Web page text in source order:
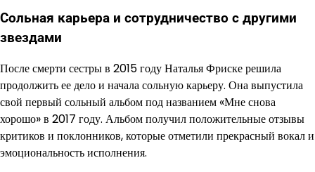
Сольная карьера и сотрудничество с другими
звездами
После смерти сестры в 2015 году Наталья Фриске решила
продолжить ее дело и начала сольную карьеру. Она выпустила
свой первый сольный альбом под названием «Мне снова
хорошо» в 2017 году. Альбом получил положительные отзывы
критиков и поклонников, которые отметили прекрасный вокал и
эмоциональность исполнения.